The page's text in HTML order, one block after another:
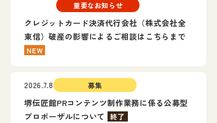
重要なお知らせ
クレジットカード決済代行会社（株式会社全
東信）破産の影響によるご相談はこちらまで
NEW
2026.7.8 募集
堺伝匠館PRコンテンツ制作業務に係る公募型
プロポーザルについて
終了